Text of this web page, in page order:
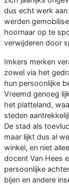
dus echt werk aan
werden
hoornaar op te
verwijderen door
Imkers merken
zowel via het
hun persoonlijke
Vreemd genoeg
het platteland,
steden
De stad als
maar lijkt dus al
winkel, en niet
docent Van Hees
persoonlijke
bijen en andere